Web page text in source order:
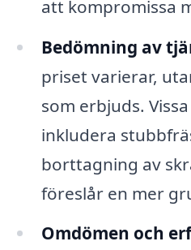
att kompromissa
Bedömning av
priset varierar,
som erbjuds.
inkludera
borttagning av
föreslår en mer
Omdömen och